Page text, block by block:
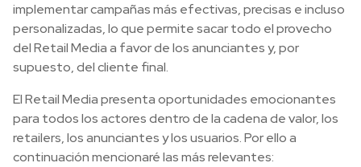
implementar campañas más efectivas, precisas e incluso
personalizadas, lo que permite sacar todo el provecho
del Retail Media a favor de los anunciantes y, por
supuesto, del cliente final.
El Retail Media presenta oportunidades emocionantes
para todos los actores dentro de la cadena de valor, los
retailers, los anunciantes y los usuarios. Por ello a
continuación mencionaré las más relevantes: